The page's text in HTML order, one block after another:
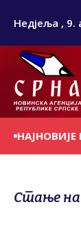
Недјеља , 9.
НАЈНОВИЈЕ
БЕСПЛАТНИХ
Стање